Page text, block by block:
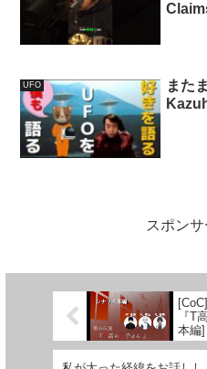
UFO
また
スポン
『T
本編]